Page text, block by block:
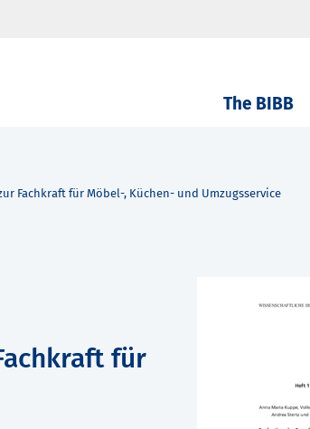
The BIBB
Fachkraft für Möbel-, Küchen- und Umzugsservice
für